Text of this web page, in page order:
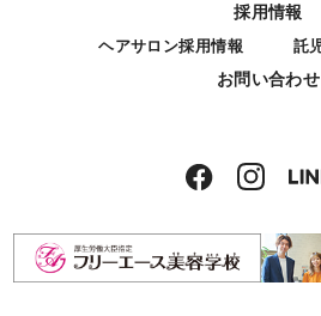
採用情報
ヘアサロン採用情報 託
お問い合わせ